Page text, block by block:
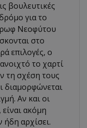
βουλευτικές
για το
Νεοφύτου
στο
επιλογές, ο
το χαρτί
τη σχέση τους
διαμορφώνεται
Αν και οι
ακόμη
ήδη αρχίσει.